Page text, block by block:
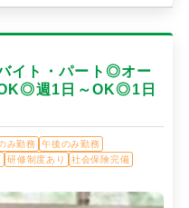
イト・パート◎オー
週1日～OK◎1日
み勤務
午後のみ勤務
研修制度あり
社会保険完備